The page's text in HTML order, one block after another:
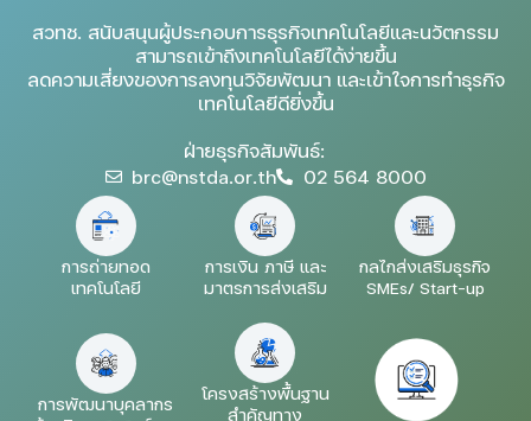
สวทช. สนับสนุนผู้ประกอบการธุรกิจเทคโนโลยีและนวัตกรรม
สามารถเข้าถึงเทคโนโลยีได้ง่ายขึ้น
ลดความเสี่ยงของการลงทุนวิจัยพัฒนา และเข้าใจการทำธุรกิจ
เทคโนโลยีดียิ่งขึ้น
ฝ่ายธุรกิจสัมพันธ์:
brc@nstda.or.th
02 564 8000
การถ่ายทอด
เทคโนโลยี
การเงิน ภาษี และ
มาตรการส่งเสริม
กลไกส่งเสริมธุรกิจ
SMEs/ Start-up
การพัฒนาบุคลากร
โครงสร้างพื้นฐาน
สำคัญทาง